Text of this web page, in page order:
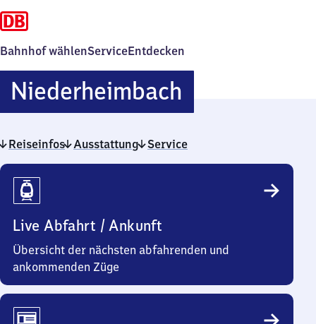
Bahnhof wählenServiceEntdecken
Niederheimbach
Reiseinfos Ausstattung Service
Reiseinfos
Live Abfahrt / Ankunft
Übersicht der nächsten abfahrenden und
ankommenden Züge